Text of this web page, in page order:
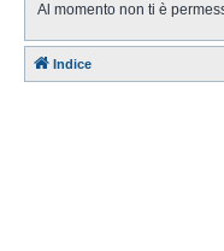
Al momento non ti è
Indice